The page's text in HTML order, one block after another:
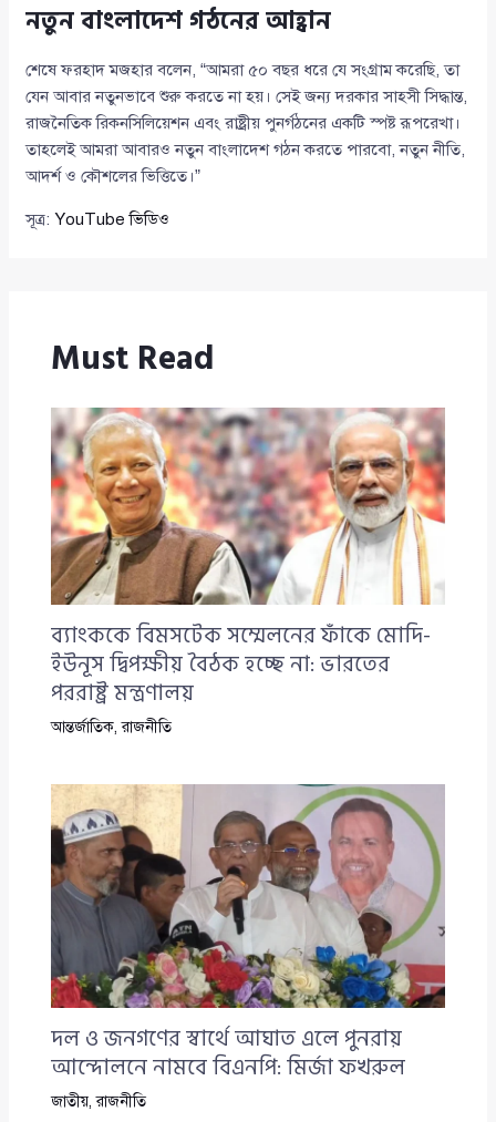
নতুন বাংলাদেশ গঠনের আহ্বান
শেষে ফরহাদ মজহার বলেন, “আমরা ৫০ বছর ধরে যে সংগ্রাম করেছি, তা
যেন আবার নতুনভাবে শুরু করতে না হয়। সেই জন্য দরকার সাহসী সিদ্ধান্ত,
রাজনৈতিক রিকনসিলিয়েশন এবং রাষ্ট্রীয় পুনর্গঠনের একটি স্পষ্ট রূপরেখা।
তাহলেই আমরা আবারও নতুন বাংলাদেশ গঠন করতে পারবো, নতুন নীতি,
আদর্শ ও কৌশলের ভিত্তিতে।”
সূত্র:YouTube ভিডিও
Must Read
ব্যাংককে বিমসটেক সম্মেলনের ফাঁকে মোদি-
ইউনূস দ্বিপক্ষীয় বৈঠক হচ্ছে না: ভারতের
পররাষ্ট্র মন্ত্রণালয়
আন্তর্জাতিক,রাজনীতি
দল ও জনগণের স্বার্থে আঘাত এলে পুনরায়
আন্দোলনে নামবে বিএনপি: মির্জা ফখরুল
জাতীয়,রাজনীতি